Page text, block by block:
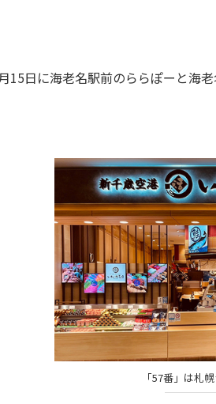
15日に海老名駅前のららぽーと海
「57番」は札